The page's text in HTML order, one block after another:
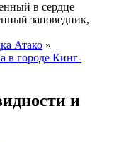
в сердце
заповедник,
Атако »
в городе Кинг-
и